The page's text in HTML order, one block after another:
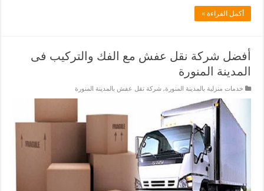
أكمل القراءة »
أفضل شركة نقل عفش مع الفك والتركيب فى
المدينة المنورة
خدمات منزلية بالمدينة المنورة,شركة نقل عفش بالمدينة المنورة